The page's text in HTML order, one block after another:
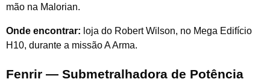
mão na Malorian.
Onde encontrar: loja do Robert Wilson, no Mega Edifício
H10, durante a missão A Arma.
Fenrir — Submetralhadora de Potência